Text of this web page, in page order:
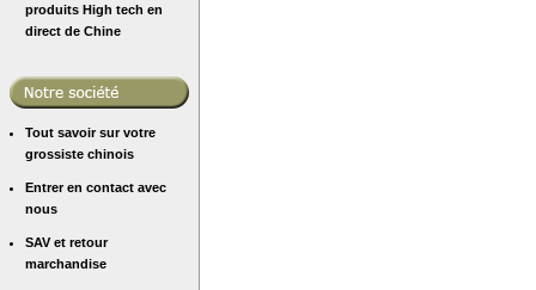
produits High tech en
direct de Chine
Tout savoir sur votre
grossiste chinois
Entrer en contact avec
nous
SAV et retour
marchandise